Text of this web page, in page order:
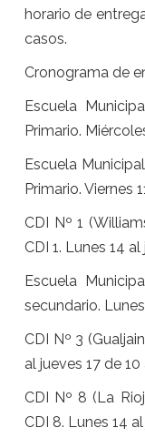
horario de
casos.
Cronograma de
Escuela
Primario.
Escuela
Primario. Viernes
CDI Nº 1
CDI 1. Lunes 14
Escuela
secundario.
CDI Nº 3
al jueves 17 de 10
CDI Nº 8 (La
CDI 8. Lunes 14